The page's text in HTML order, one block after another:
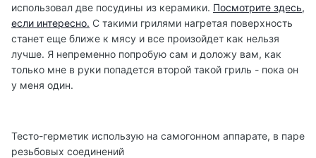
использовал две посудины из керамики. Посмотрите здесь,
если интересно. С такими грилями нагретая поверхность
станет еще ближе к мясу и все произойдет как нельзя
лучше. Я непременно попробую сам и доложу вам, как
только мне в руки попадется второй такой гриль - пока он
у меня один.
Тесто-герметик использую на самогонном аппарате, в паре
резьбовых соединений